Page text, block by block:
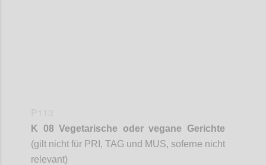
K 08 Vegetarische oder vegane Gerichte
(gilt nicht für PRI, TAG und MUS, soferne nicht
relevant)